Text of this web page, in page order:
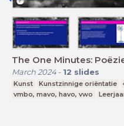
The One Minutes:
March 2024- 12 slides
Kunst Kunstzinnige oriëntatie
vmbo, mavo, havo, vwo